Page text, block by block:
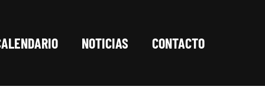
NOTICIAS CONTACTO